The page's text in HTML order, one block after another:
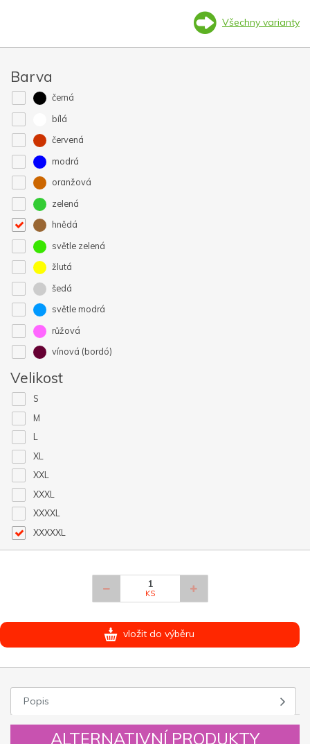
Všechny varianty
Barva
černá
bílá
červená
modrá
oranžová
zelená
hnědá
světle zelená
žlutá
šedá
světle modrá
růžová
vínová (bordó)
Velikost
S
M
L
XL
XXL
XXXL
XXXXL
XXXXXL
KS
vložit do výběru
Popis
ALTERNATIVNÍ PRODUKTY